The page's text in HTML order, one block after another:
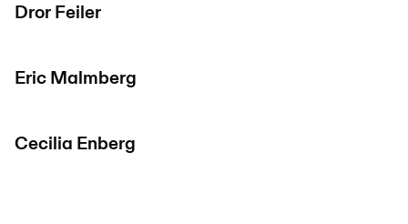
Dror Feiler
Eric Malmberg
Cecilia Enberg